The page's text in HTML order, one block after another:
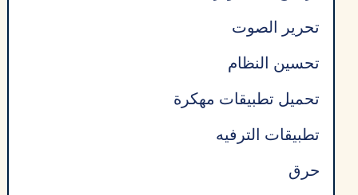
تحرير الصوت
تحسين النظام
تحميل تطبيقات مهكرة
تطبيقات الترفيه
حرق